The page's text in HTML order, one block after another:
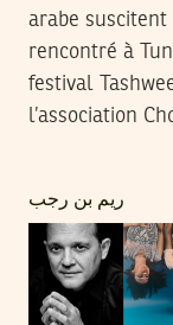
arabe suscitent
rencontré à
festival
l’association
ريم بن رجب